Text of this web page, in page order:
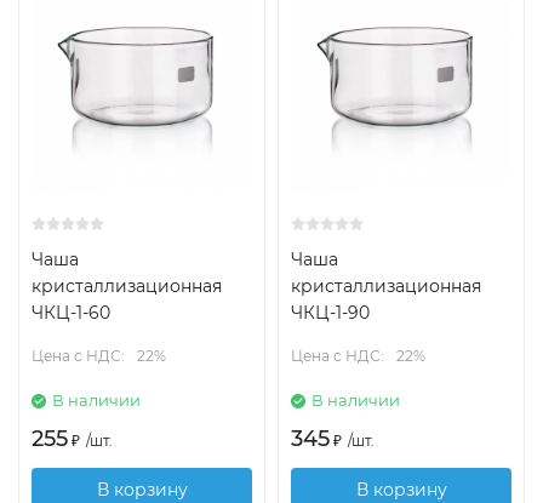
Чаша
кристаллизационная
ЧКЦ-1-60
Цена с НДС: 22%
В наличии
255 ₽ /шт.
В корзину
Чаша
кристаллизационная
ЧКЦ-1-90
Цена с НДС: 22%
В наличии
345 ₽ /шт.
В корзину